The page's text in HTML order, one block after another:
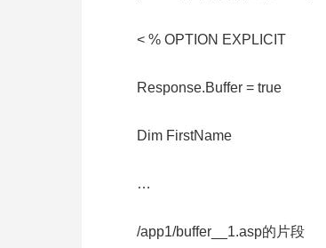
< % OPTION EXPLICIT
Response.Buffer = true
Dim FirstName
…
/app1/buffer__1.asp的片段